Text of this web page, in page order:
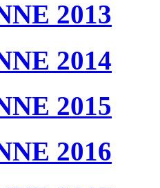
2013
2014
2015
2016